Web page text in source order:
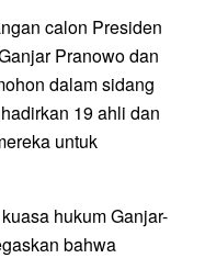
calon Presiden
Pranowo dan
dalam sidang
19 ahli dan
untuk
hukum Ganjar-
bahwa